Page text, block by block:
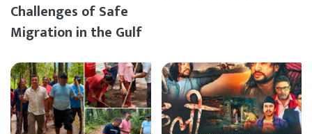
Challenges of Safe
Migration in the Gulf